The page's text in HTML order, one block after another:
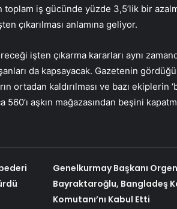
toplam iş gücünde yüzde 3,5’lik bir
çıkarılması anlamına geliyor.
işten çıkarma kararları aynı
da kapsayacak. Gazetenin
ortadan kaldırılması ve bazı ekiplerin
aşkın mağazasından beşini
Genelkurmay Başkanı
Bayraktaroğlu, Bangladeş
Komutanı’nı Kabul Etti